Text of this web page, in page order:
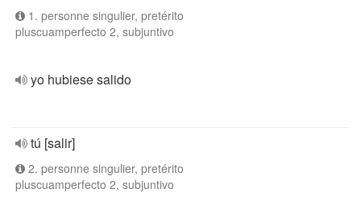
1. personne singulier, pretérito
pluscuamperfecto 2, subjuntivo
yo hubiese salido
tú [salir]
2. personne singulier, pretérito
pluscuamperfecto 2, subjuntivo